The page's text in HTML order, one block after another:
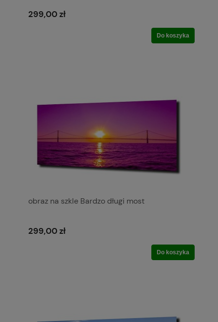
299,00 zł
Do koszyka
obraz na szkle Bardzo długi most
299,00 zł
Do koszyka